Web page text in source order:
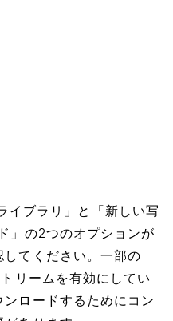
イブラリ」と「新しい写
」の2つのオプションが
てください。一部の
リームを有効にしてい
ロードするためにコン